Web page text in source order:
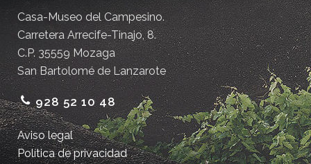
Casa-Museo del Campesino.
Carretera Arrecife-Tinajo, 8.
C.P. 35559 Mozaga
San Bartolomé de Lanzarote
928 52 10 48
Aviso legal
Política de privacidad